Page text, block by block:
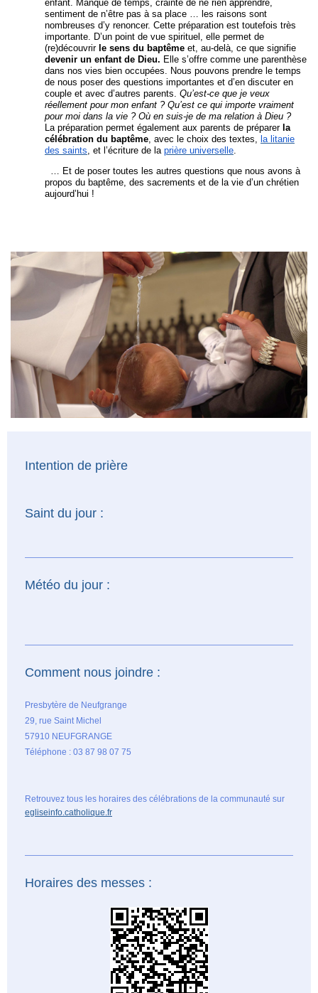
enfant. Manque de temps, crainte de ne rien apprendre,
sentiment de n’être pas à sa place … les raisons sont
nombreuses d’y renoncer. Cette préparation est toutefois très
importante. D’un point de vue spirituel, elle permet de
(re)découvrir le sens du baptême et, au-delà, ce que signifie
devenir un enfant de Dieu. Elle s’offre comme une parenthèse
dans nos vies bien occupées. Nous pouvons prendre le temps
de nous poser des questions importantes et d’en discuter en
couple et avec d’autres parents. Qu’est-ce que je veux
réellement pour mon enfant ? Qu’est ce qui importe vraiment
pour moi dans la vie ? Où en suis-je de ma relation à Dieu ?
La préparation permet également aux parents de préparer la
célébration du baptême , avec le choix des textes,
la litanie
des saints , et l’écriture de la prière universelle
… Et de poser toutes les autres questions que nous avons à
propos du baptême, des sacrements et de la vie d’un chrétien
aujourd’hui !
Intention de prière
Saint du jour :
Météo du jour :
Comment nous joindre :
Presbytère de Neufgrange
29, rue Saint Michel
57910 NEUFGRANGE
Téléphone : 03 87 98 07 75
Retrouvez tous les horaires des célébrations de la communauté sur
egliseinfo.catholique.fr
Horaires des messes :